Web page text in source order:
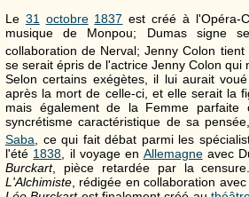
Le 31 octobre 1837 est créé à l'Opéra-
musique de Monpou; Dumas signe
collaboration de Nerval; Jenny Colon
se serait épris de l'actrice Jenny Colon qui
Selon certains exégètes, il lui aurait
après la mort de celle-ci, et elle serait la
mais également de la Femme
syncrétisme caractéristique de sa pensée,
Saba , ce qui fait débat parmi les
l'été 1838 , il voyage en Allemagneavec
Burckart, pièce retardée par la
L'Alchimiste , rédigée en collaboration